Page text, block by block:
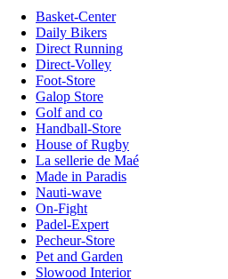
Basket-Center
Daily Bikers
Direct Running
Direct-Volley
Foot-Store
Galop Store
Golf and co
Handball-Store
House of Rugby
La sellerie de Maé
Made in Paradis
Nauti-wave
On-Fight
Padel-Expert
Pecheur-Store
Pet and Garden
Slowood Interior